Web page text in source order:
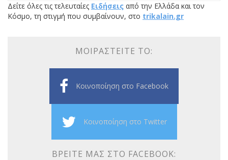
Δείτε όλες τις τελευταίες Ειδήσεις από την Ελλάδα και τον
Κόσμο, τη στιγμή που συμβαίνουν, στο trikalain.gr
ΜΟΙΡΑΣΤΕΊΤΕ ΤΟ:
Κοινοποίηση στο Facebook
Κοινοποίηση στο Twitter
ΒΡΕΊΤΕ ΜΑΣ ΣΤΟ FACEBOOK: